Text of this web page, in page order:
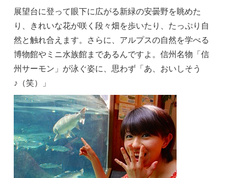
展望台に登って眼下に広がる新緑の安曇野を眺めた
り、きれいな花が咲く段々畑を歩いたり、たっぷり自
然と触れ合えます。さらに、アルプスの自然を学べる
博物館やミニ水族館まであるんですよ。信州名物「信
州サーモン」が泳ぐ姿に、思わず「あ、おいしそう
♪（笑）」